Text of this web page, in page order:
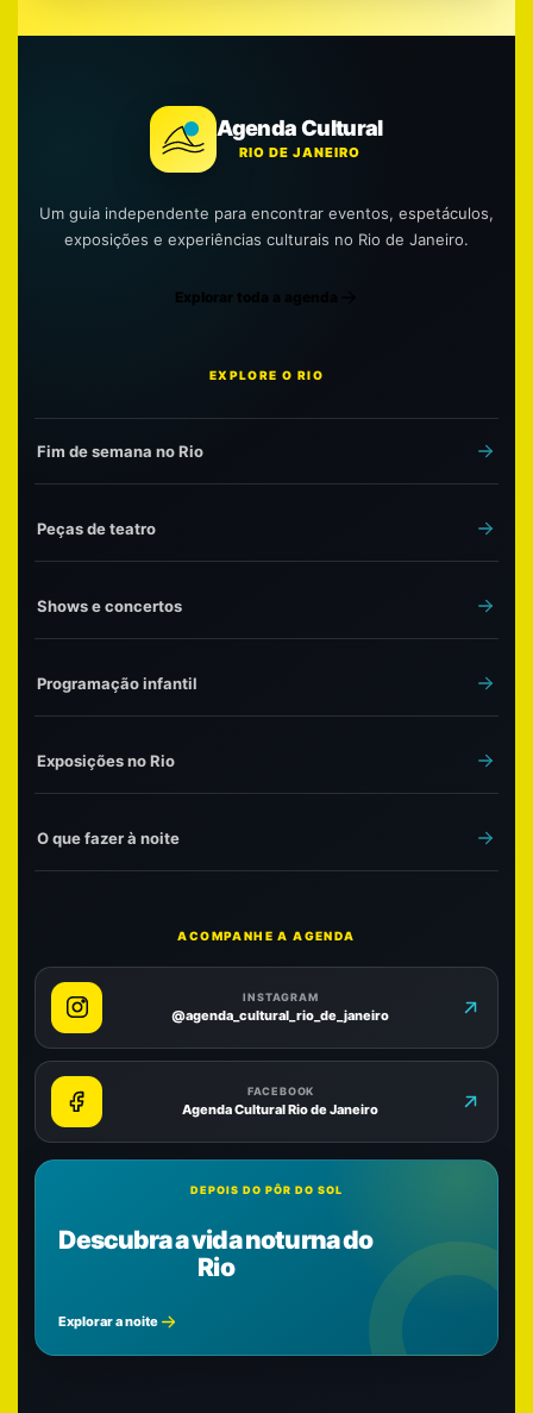
Agenda Cultural
RIO DE JANEIRO
Um guia independente para encontrar eventos, espetáculos,
exposições e experiências culturais no Rio de Janeiro.
Explorar toda a agenda
EXPLORE O RIO
Fim de semana no Rio
Peças de teatro
Shows e concertos
Programação infantil
Exposições no Rio
O que fazer à noite
ACOMPANHE A AGENDA
INSTAGRAM
@agenda_cultural_rio_de_janeiro
FACEBOOK
Agenda Cultural Rio de Janeiro
DEPOIS DO PÔR DO SOL
Descubra a vida noturna do
Rio
Explorar a noite